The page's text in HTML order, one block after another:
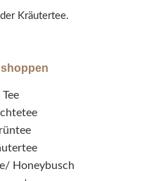
Kräutertee.
Tee
Honeybusch